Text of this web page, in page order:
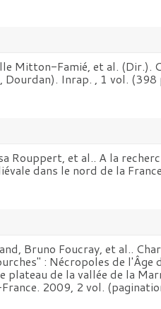
Mitton-Famié, et al. (Dir.).
Dourdan). Inrap. , 1 vol. (398
Rouppert, et al.. A la
dans le nord de la
Bruno Foucray, et al..
: Nécropoles de l'Âge
de la vallée de la
2009, 2 vol.